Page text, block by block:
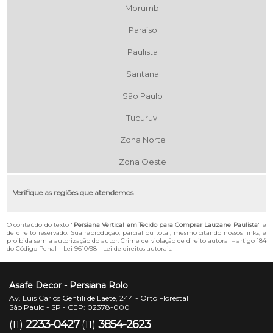
Morumbi
Paraíso
Paulista
Santana
São Paulo
Tucuruvi
Zona Norte
Zona Oeste
Verifique as regiões que atendemos
O conteúdo do texto "Persiana Vertical em Tecido para Comprar Lauzane Paulista" é
de direito reservado. Sua reprodução, parcial ou total, mesmo citando nossos links, é
proibida sem a autorização do autor. Crime de violação de direito autoral – artigo 184
do Código Penal – Lei 9610/98 - Lei de direitos autorais.
Asafe Decor - Persiana Rolo
Av. Luis Carlos Gentili de Laete, 244 - Orto Florestal
São Paulo - SP - CEP: 02378-000
(11) 2233-0427 (11) 3854-2623